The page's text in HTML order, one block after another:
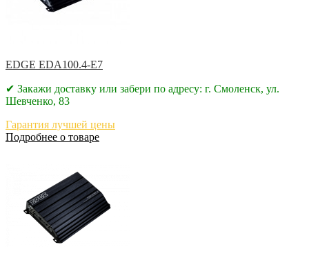
EDGE EDA100.4-E7
✔ Закажи доставку или забери по адресу: г. Смоленск, ул.
Шевченко, 83
Гарантия лучшей цены
Подробнее о товаре